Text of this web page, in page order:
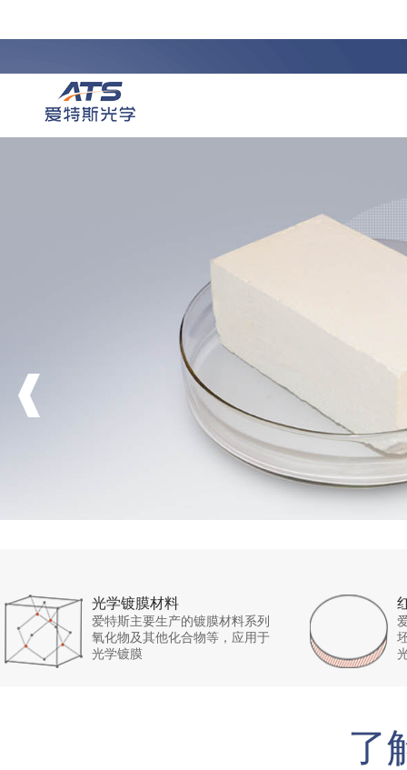
光学镀膜材料
爱特斯主要生产的镀膜材料系列
氧化物及其他化合物等，应用于
光学镀膜
了